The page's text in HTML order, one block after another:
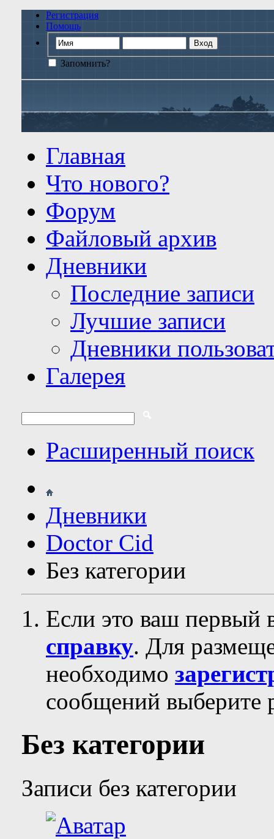
Регистрация
Помощь
Запомнить?
Главная
Что нового?
Форум
Файловый архив
Дневники
Последние записи
Лучшие записи
Дневники
Галерея
Расширенный поиск
Дневники
Doctor Cid
Без категории
Если это ваш первый
справку. Для
необходимо
сообщений выберите
Без категории
Записи без категории